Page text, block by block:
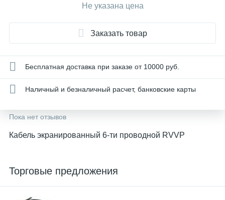
Не указана цена
Заказать товар
Бесплатная доставка при заказе от 10000 руб.
Наличный и безналичный расчет, банковские карты
Пока нет отзывов
Кабель экранированный 6-ти проводной RVVP
Торговые предложения